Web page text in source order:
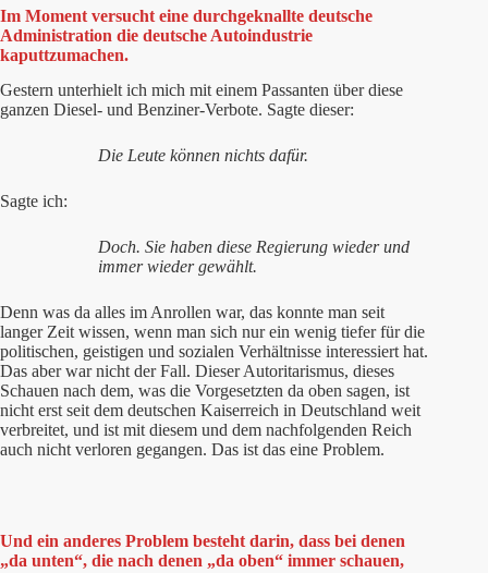
Im Moment versucht eine durchgeknallte deutsche
Administration die deutsche Autoindustrie
kaputtzumachen.
Gestern unterhielt ich mich mit einem Passanten über diese
ganzen Diesel- und Benziner-Verbote. Sagte dieser:
Die Leute können nichts dafür.
Sagte ich:
Doch. Sie haben diese Regierung wieder und
immer wieder gewählt.
Denn was da alles im Anrollen war, das konnte man seit
langer Zeit wissen, wenn man sich nur ein wenig tiefer für die
politischen, geistigen und sozialen Verhältnisse interessiert hat.
Das aber war nicht der Fall. Dieser Autoritarismus, dieses
Schauen nach dem, was die Vorgesetzten da oben sagen, ist
nicht erst seit dem deutschen Kaiserreich in Deutschland weit
verbreitet, und ist mit diesem und dem nachfolgenden Reich
auch nicht verloren gegangen. Das ist das eine Problem.
Und ein anderes Problem besteht darin, dass bei denen
„da unten“, die nach denen „da oben“ immer schauen,